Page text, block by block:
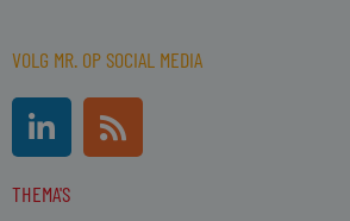
VOLG MR. OP SOCIAL MEDIA
i
k
R
s
THEMA'S